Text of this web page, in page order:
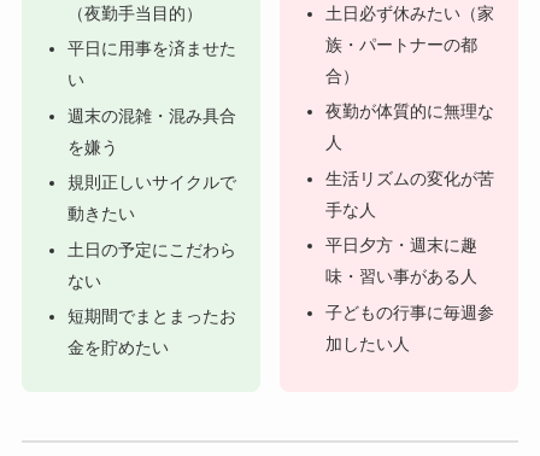
（夜勤手当目的）
平日に用事を済ませた
い
週末の混雑・混み具合
を嫌う
規則正しいサイクルで
動きたい
土日の予定にこだわら
ない
短期間でまとまったお
金を貯めたい
土日必ず休みたい（家
族・パートナーの都
合）
夜勤が体質的に無理な
人
生活リズムの変化が苦
手な人
平日夕方・週末に趣
味・習い事がある人
子どもの行事に毎週参
加したい人